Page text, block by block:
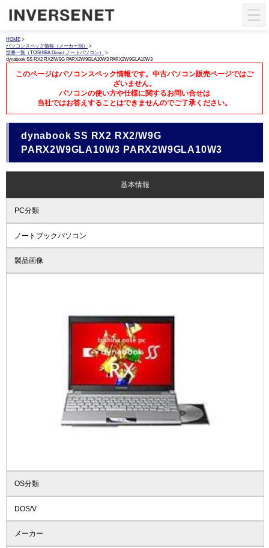
HOME >
パソコンスペック情報（メーカー別）
>
型番一覧（TOSHIBA Direct ノートパソコン）
>
dynabook SS RX2 RX2/W9G PARX2W9GLA10W3 PARX2W9GLA10W3
このページはパソコンスペック情報です。中古パソコン販売ページではご
ざいません。
パソコンの使い方や仕様に関するお問い合せは
当社ではお答えすることはできませんのでご了承ください。
dynabook SS RX2 RX2/W9G
PARX2W9GLA10W3 PARX2W9GLA10W3
基本情報
PC分類
ノートブックパソコン
製品画像
OS分類
DOS/V
メーカー